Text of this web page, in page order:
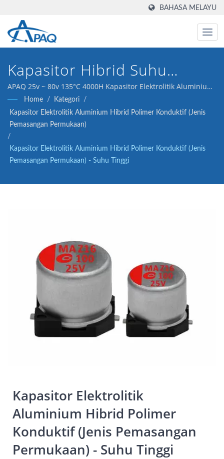
BAHASA MELAYU
Kapasitor Hibrid Suhu
Tinggi, 25 ~ 80v 135°C
4000H
APAQ 25v ~ 80v 135°C 4000H Kapasitor Elektrolitik Aluminium
Hibrid Polimer Konduktif - Suhu Tinggi
Home / Kategori
/
Kapasitor Elektrolitik Aluminium Hibrid Polimer Konduktif (Jenis
Pemasangan Permukaan)
/
Kapasitor Elektrolitik Aluminium Hibrid Polimer Konduktif (Jenis
Pemasangan Permukaan) - Suhu Tinggi
Kapasitor Elektrolitik
Aluminium Hibrid Polimer
Konduktif (Jenis Pemasangan
Permukaan) - Suhu Tinggi